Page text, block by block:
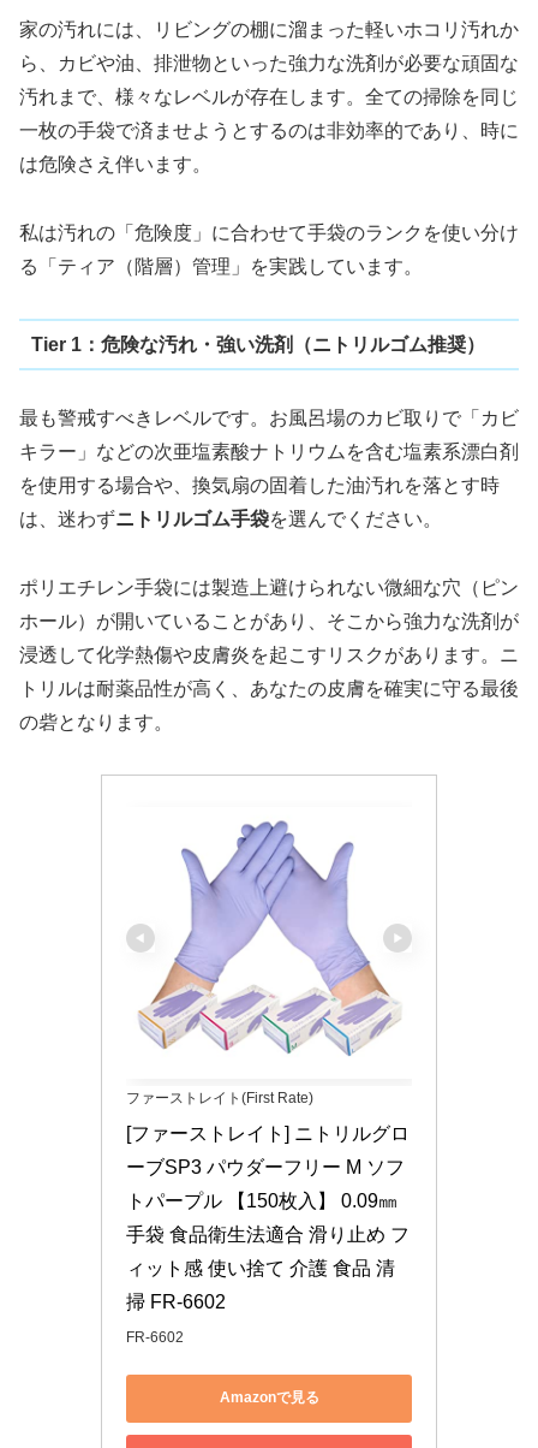
家の汚れには、リビングの棚に溜まった軽いホコリ汚れか
ら、カビや油、排泄物といった強力な洗剤が必要な頑固な
汚れまで、様々なレベルが存在します。全ての掃除を同じ
一枚の手袋で済ませようとするのは非効率的であり、時に
は危険さえ伴います。
私は汚れの「危険度」に合わせて手袋のランクを使い分け
る「ティア（階層）管理」を実践しています。
Tier 1：危険な汚れ・強い洗剤（ニトリルゴム推奨）
最も警戒すべきレベルです。お風呂場のカビ取りで「カビ
キラー」などの次亜塩素酸ナトリウムを含む塩素系漂白剤
を使用する場合や、換気扇の固着した油汚れを落とす時
は、迷わずニトリルゴム手袋を選んでください。
ポリエチレン手袋には製造上避けられない微細な穴（ピン
ホール）が開いていることがあり、そこから強力な洗剤が
浸透して化学熱傷や皮膚炎を起こすリスクがあります。ニ
トリルは耐薬品性が高く、あなたの皮膚を確実に守る最後
の砦となります。
ファーストレイト(First Rate)
[ファーストレイト] ニトリルグロ
ーブSP3 パウダーフリー M ソフ
トパープル 【150枚入】 0.09㎜
手袋 食品衛生法適合 滑り止め フ
ィット感 使い捨て 介護 食品 清
掃 FR-6602
FR-6602
Amazonで見る